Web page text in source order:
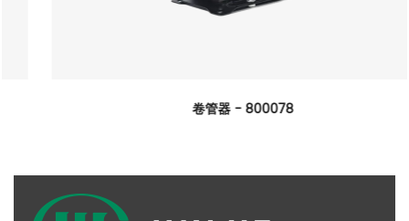
卷管器 - 800078